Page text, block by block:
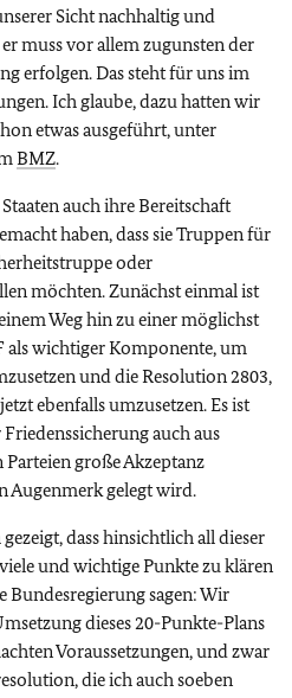
Sicht nachhaltig und
muss vor allem zugunsten der
erfolgen. Das steht für uns im
Ich glaube, dazu hatten wir
etwas ausgeführt, unter
BMZ.
auch ihre Bereitschaft
haben, dass sie Truppen für
oder
möchten. Zunächst einmal ist
Weg hin zu einer möglichst
als wichtiger Komponente, um
und die Resolution 2803,
ebenfalls umzusetzen. Es ist
auch aus
große Akzeptanz
Augenmerk gelegt wird.
dass hinsichtlich all dieser
und wichtige Punkte zu klären
Bundesregierung sagen: Wir
dieses 20-Punkte-Plans
Voraussetzungen, und zwar
die ich auch soeben